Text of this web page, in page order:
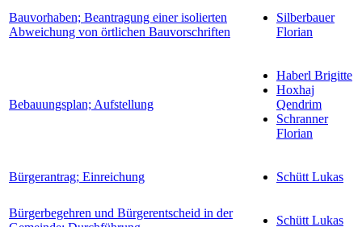
Bauvorhaben; Beantragung einer isolierten
Abweichung von örtlichen Bauvorschriften
Silberbauer
Florian
Bebauungsplan; Aufstellung
Haberl Brigitte
Hoxhaj
Qendrim
Schranner
Florian
Bürgerantrag; Einreichung Schütt Lukas
Bürgerbegehren und Bürgerentscheid in der
Schütt Lukas